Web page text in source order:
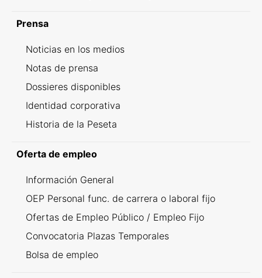
Prensa
Noticias en los medios
Notas de prensa
Dossieres disponibles
Identidad corporativa
Historia de la Peseta
Oferta de empleo
Información General
OEP Personal func. de carrera o laboral fijo
Ofertas de Empleo Público / Empleo Fijo
Convocatoria Plazas Temporales
Bolsa de empleo